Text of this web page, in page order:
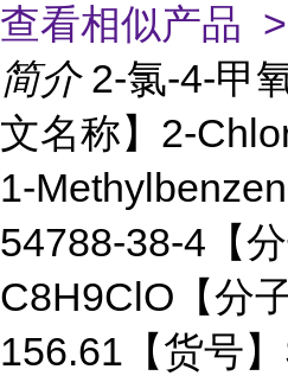
查看相似产品 >
简介 2-氯-4-甲
文名称】2-
1-
54788-38-4【分
C8H9ClO【分子
156.61【货号